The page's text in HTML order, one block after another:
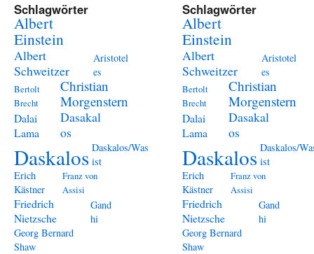
Schlagwörter
Albert
Einstein
Albert
Schweitzer
Aristotel
es
Bertolt
Brecht
Christian
Morgenstern
Dalai
Lama
Dasakal
os
Daskalos Daskalos/Was
ist
Erich
Kästner
Franz von
Assisi
Friedrich
Nietzsche
Gand
hi
Georg Bernard
Shaw
Schlagwörter
Albert
Einstein
Albert
Schweitzer
Aristotel
es
Bertolt
Brecht
Christian
Morgenstern
Dalai
Lama
Dasakal
os
Daskalos Daskalos/
ist
Erich
Kästner
Franz von
Assisi
Friedrich
Nietzsche
Gand
hi
Georg Bernard
Shaw